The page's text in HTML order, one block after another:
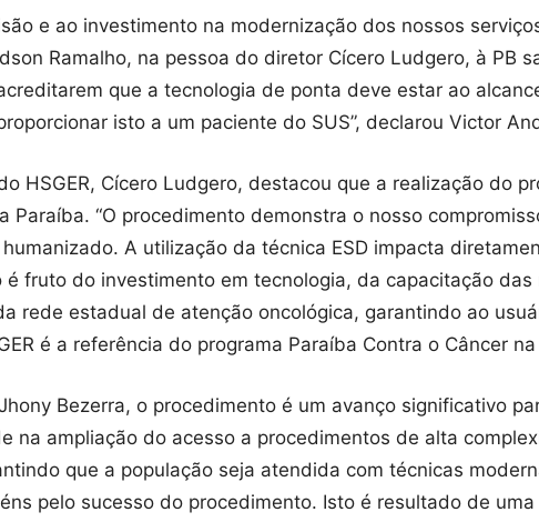
e ao investimento na modernização dos nossos
Ramalho, na pessoa do diretor Cícero Ludgero, à PB
que a tecnologia de ponta deve estar ao
isto a um paciente do SUS”, declarou Victor
HSGER, Cícero Ludgero, destacou que a realização do
Paraíba. “O procedimento demonstra o nosso
A utilização da técnica ESD impacta
fruto do investimento em tecnologia, da capacitação das
rede estadual de atenção oncológica, garantindo ao
é a referência do programa Paraíba Contra o Câncer
Bezerra, o procedimento é um avanço significativo
na ampliação do acesso a procedimentos de alta
que a população seja atendida com técnicas
pelo sucesso do procedimento. Isto é resultado de